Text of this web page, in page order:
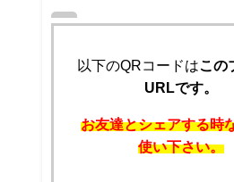
以下のQRコードはこの
URLです。
お友達とシェアする時
使い下さい。